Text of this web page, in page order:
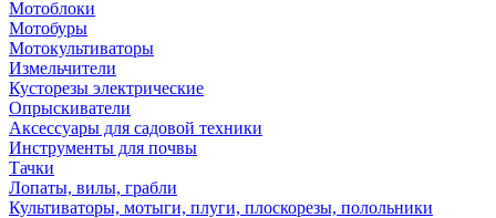
Мотоблоки
Мотобуры
Мотокультиваторы
Измельчители
Кусторезы электрические
Опрыскиватели
Аксессуары для садовой техники
Инструменты для почвы
Тачки
Лопаты, вилы, грабли
Культиваторы, мотыги, плуги, плоскорезы, полольники